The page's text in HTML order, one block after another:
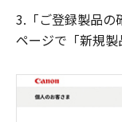
3.「ご登録製品の
ページで「新規